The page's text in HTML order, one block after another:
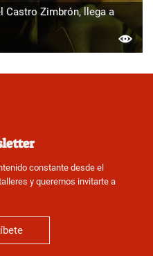
Castro Zimbrón, llega a
constante desde el
y queremos invitarte a